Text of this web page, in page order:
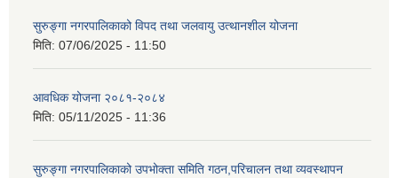
सुरुङ्गा नगरपालिकाको विपद तथा जलवायु उत्थानशील योजना
मिति: 07/06/2025 - 11:50
आवधिक योजना २०८१-२०८४
मिति: 05/11/2025 - 11:36
सुरुङ्गा नगरपालिकाको उपभोक्ता समिति गठन,परिचालन तथा व्यवस्थापन